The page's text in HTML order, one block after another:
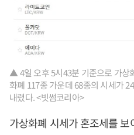
▲ 4일 오후 5시43분 기준으로 가상
화폐 117종 가운데 68종의 시세가
내렸다. <빗썸코리아>
가상화폐 시세가 혼조세를 보